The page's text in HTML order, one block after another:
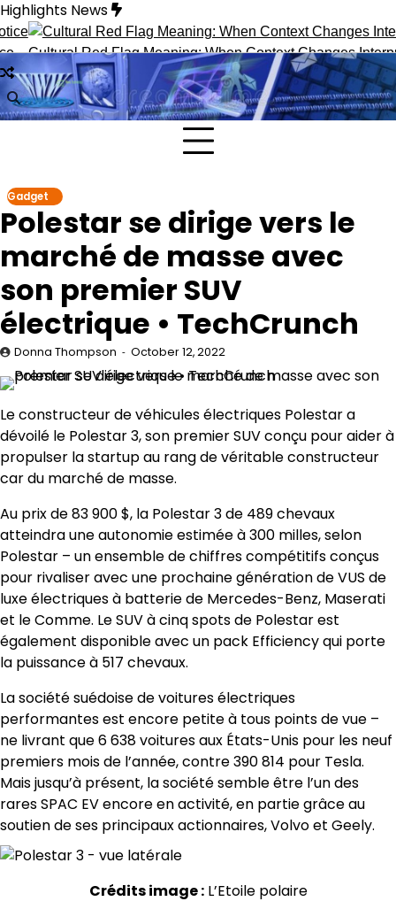
Skip
to
content
Highlights News
Red Flag Meaning: When Context Changes
Gadget
Polestar se dirige vers le
marché de masse avec
son premier SUV
électrique • TechCrunch
Donna Thompson October 12, 2022
Le constructeur de véhicules électriques Polestar a
dévoilé le Polestar 3, son premier SUV conçu pour aider à
propulser la startup au rang de véritable constructeur
car du marché de masse.
Au prix de 83 900 $, la Polestar 3 de 489 chevaux
atteindra une autonomie estimée à 300 milles, selon
Polestar – un ensemble de chiffres compétitifs conçus
pour rivaliser avec une prochaine génération de VUS de
luxe électriques à batterie de Mercedes-Benz, Maserati
et le Comme. Le SUV à cinq spots de Polestar est
également disponible avec un pack Efficiency qui porte
la puissance à 517 chevaux.
La société suédoise de voitures électriques
performantes est encore petite à tous points de vue –
ne livrant que 6 638 voitures aux États-Unis pour les neuf
premiers mois de l’année, contre 390 814 pour Tesla.
Mais jusqu’à présent, la société semble être l’un des
rares SPAC EV encore en activité, en partie grâce au
soutien de ses principaux actionnaires, Volvo et Geely.
Crédits image :L’Etoile polaire